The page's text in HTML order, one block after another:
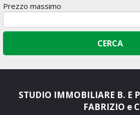
Prezzo massimo
STUDIO IMMOBILIARE B. E
FABRIZIO e